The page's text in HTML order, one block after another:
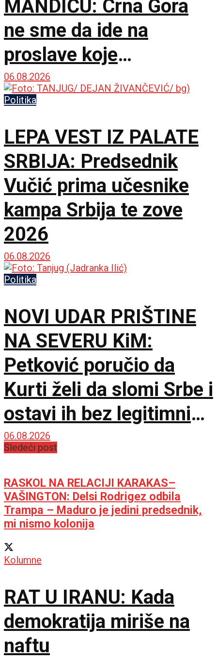
MANDIĆU: Crna Gora
ne sme da ide na
proslave koje
vaskrsavaju bol i
stradanje Srba
06.08.2026
Politika
LEPA VEST IZ PALATE
SRBIJA: Predsednik
Vučić prima učesnike
kampa Srbija te zove
2026
06.08.2026
Politika
NOVI UDAR PRIŠTINE
NA SEVERU KiM:
Petković poručio da
Kurti želi da slomi Srbe i
ostavi ih bez legitimnih
predstavnika
06.08.2026
Sledeći post
RASKOL NA RELACIJI KARAKAS–
VAŠINGTON: Delsi Rodrigez odbila
Trampa – Maduro je jedini predsednik,
mi nismo kolonija
Kolumne
RAT U IRANU: Kada
demokratija miriše na
naftu